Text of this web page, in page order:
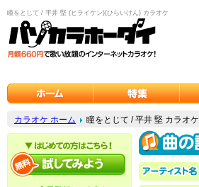
瞳をとじて / 平井 堅 (ヒライケン)(ひらいけん) カラオケ
カラオケ ホーム 瞳をとじて / 平井 堅 カラオケ